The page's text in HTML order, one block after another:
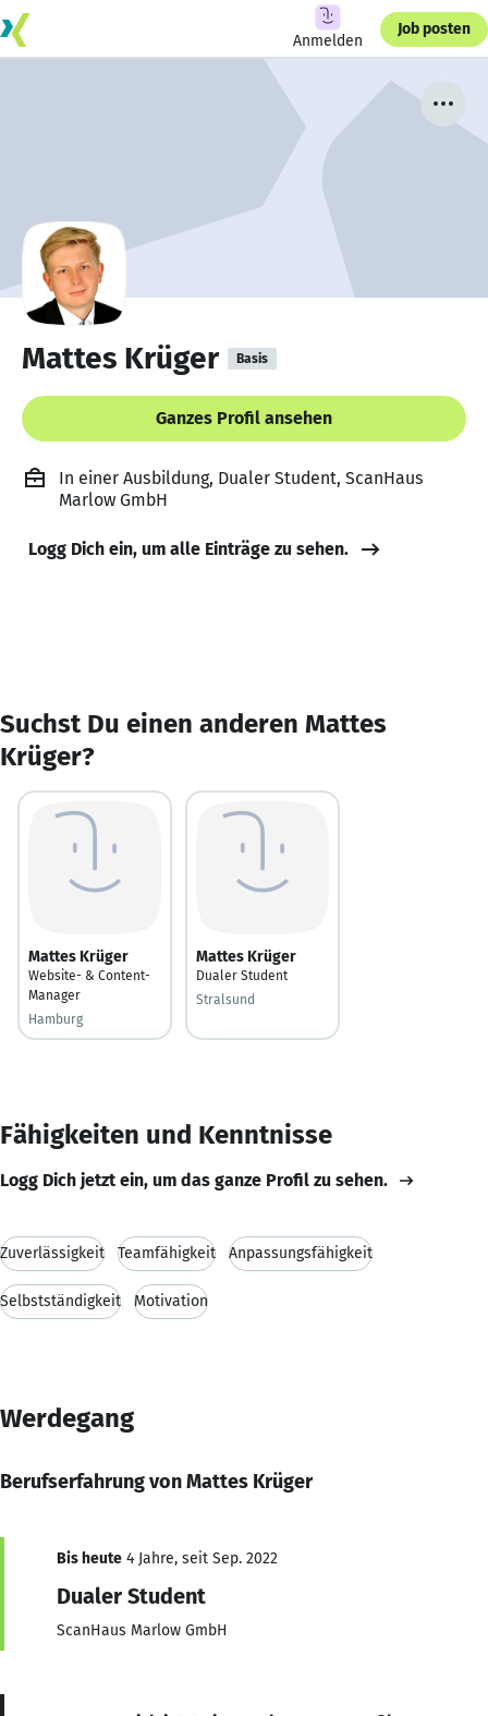
Anmelden
Job posten
Mattes Krüger Basis
Ganzes Profil ansehen
In einer Ausbildung, Dualer Student, ScanHaus
Marlow GmbH
Logg Dich ein, um alle Einträge zu sehen.
Suchst Du einen anderen Mattes
Krüger?
Mattes Krüger
Website- & Content-
Manager
Hamburg
Mattes Krüger
Dualer Student
Stralsund
Fähigkeiten und Kenntnisse
Logg Dich jetzt ein, um das ganze Profil zu sehen.
Zuverlässigkeit Teamfähigkeit Anpassungsfähigkeit
Selbstständigkeit Motivation
Werdegang
Berufserfahrung von Mattes Krüger
Bis heute 4 Jahre, seit Sep. 2022
Dualer Student
ScanHaus Marlow GmbH